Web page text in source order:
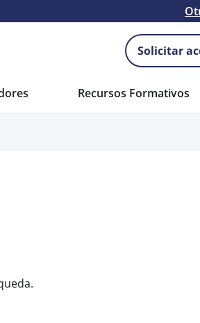
Solicitar
Recursos Formativos